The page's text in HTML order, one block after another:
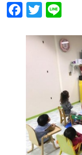
Facebook
Twitter